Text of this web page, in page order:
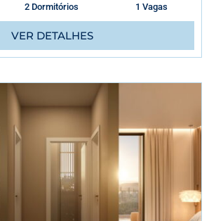
2 Dormitórios 1 Vagas
VER DETALHES